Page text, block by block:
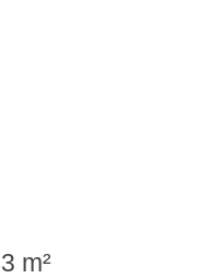
m²